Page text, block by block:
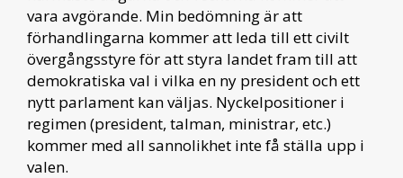
vara avgörande. Min bedömning är att
förhandlingarna kommer att leda till ett civilt
övergångsstyre för att styra landet fram till att
demokratiska val i vilka en ny president och ett
nytt parlament kan väljas. Nyckelpositioner i
regimen (president, talman, ministrar, etc.)
kommer med all sannolikhet inte få ställa upp i
valen.